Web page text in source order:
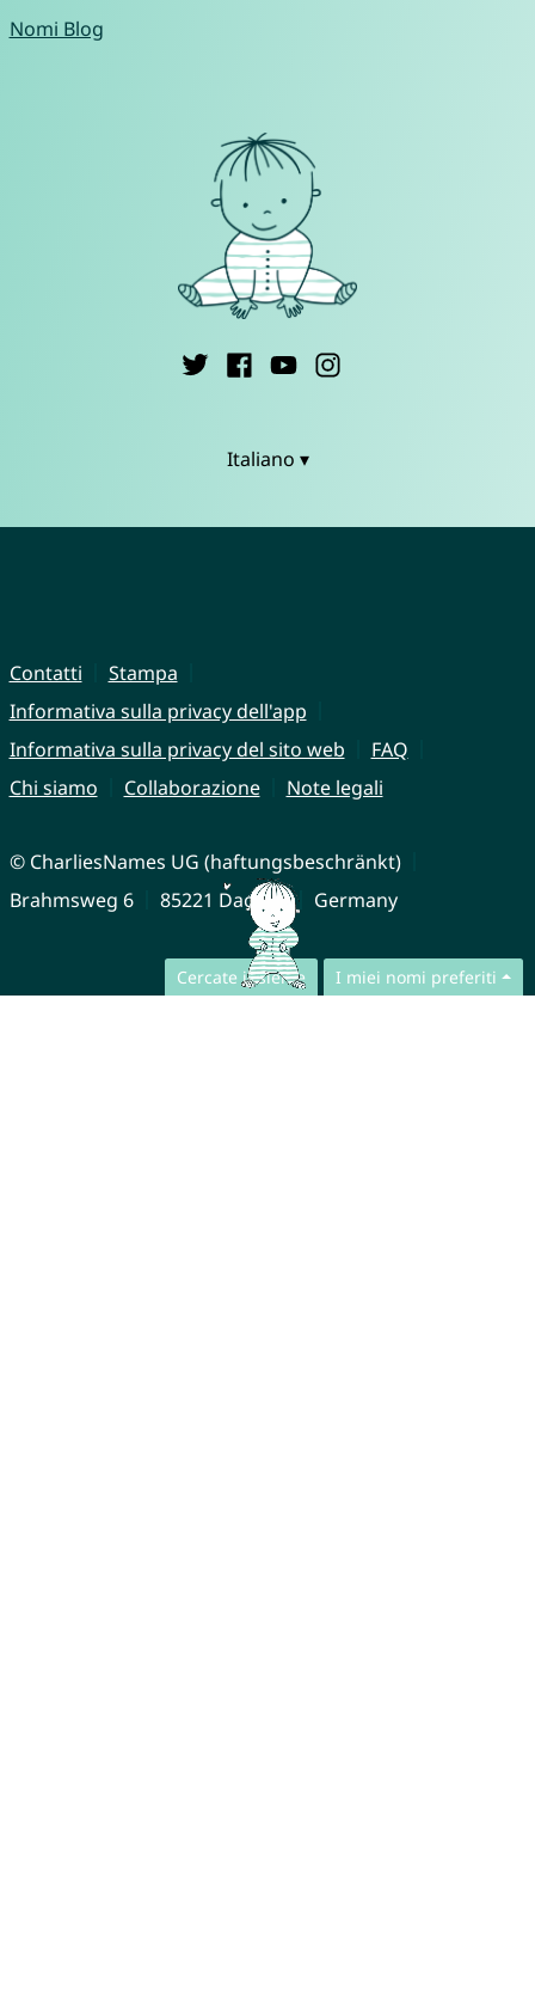
Cercate insieme I miei nomi preferiti
Nomi Blog
Italiano ▾
Contatti
Stampa
Informativa sulla privacy dell'app
Informativa sulla privacy del sito web
FAQ
Chi siamo
Collaborazione Note legali
© CharliesNames UG (haftungsbeschränkt)
Brahmsweg 6
85221 Dachau Germany